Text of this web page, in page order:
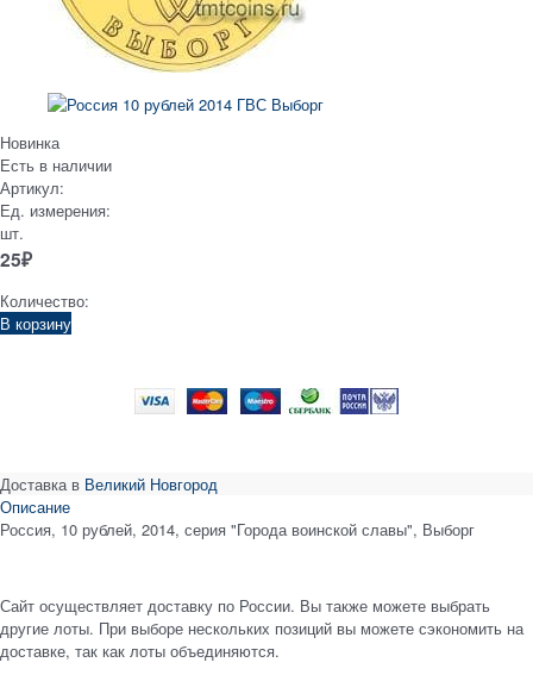
Новинка
Есть в наличии
Артикул:
Ед. измерения:
шт.
25₽
Количество:
В корзину
Доставка в Великий Новгород
Описание
Россия, 10 рублей, 2014, серия "Города воинской славы", Выборг
Сайт осуществляет доставку по России. Вы также можете выбрать
другие лоты. При выборе нескольких позиций вы можете сэкономить на
доставке, так как лоты объединяются.